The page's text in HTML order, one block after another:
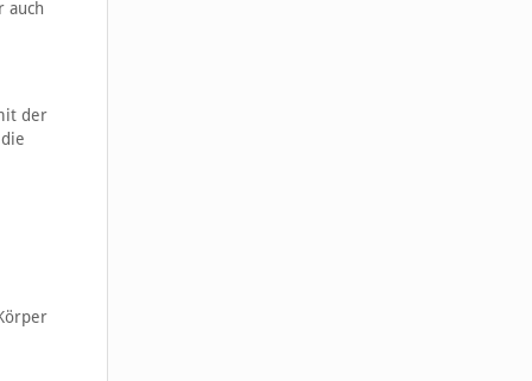
auch
der